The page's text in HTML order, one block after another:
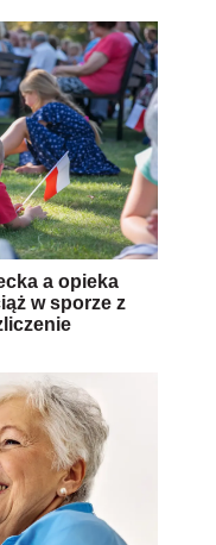
a opieka
w sporze z